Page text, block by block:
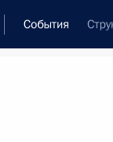
События